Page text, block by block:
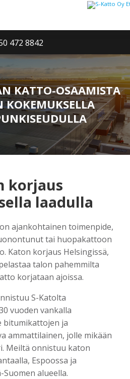
472 8842
KATTO-OSAAMISTA
KOKEMUKSELLA
korjaus
laadulla
on ajankohtainen toimenpide,
tai huopakattoon
Katon korjaus Helsingissä,
talon pahemmilta
korjataan ajoissa.
S-Katolta
vuoden vankalla
bitumikattojen ja
ammattilainen, jolle mikään
Meiltä onnistuu katon
Espoossa ja
alueella.